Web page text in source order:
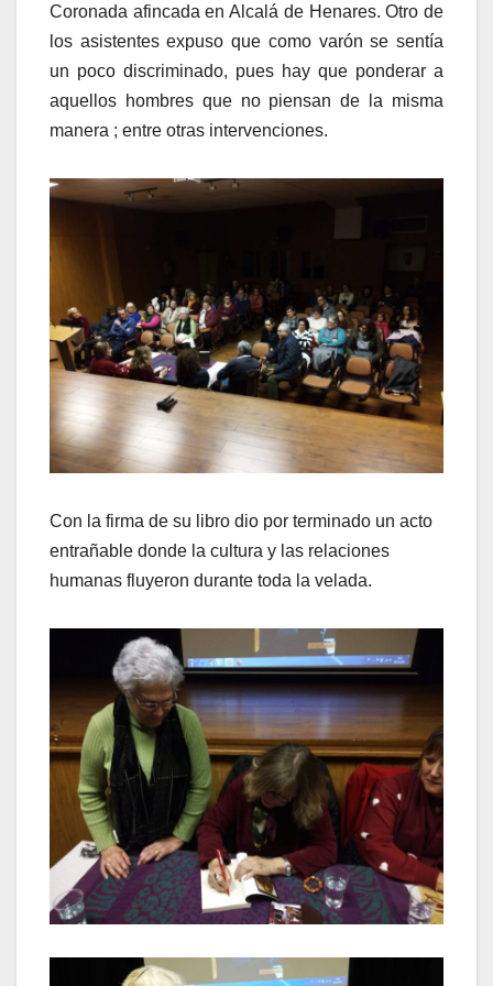
Coronada afincada en Alcalá de Henares. Otro de
los asistentes expuso que como varón se sentía
un poco discriminado, pues hay que ponderar a
aquellos hombres que no piensan de la misma
manera ; entre otras intervenciones.
Con la firma de su libro dio por terminado un acto
entrañable donde la cultura y las relaciones
humanas fluyeron durante toda la velada.